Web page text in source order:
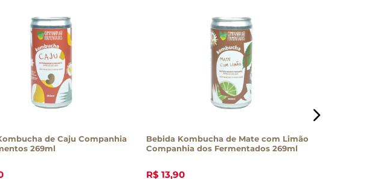
de Caju Companhia
269ml
Bebida Kombucha de Mate com Limão
Companhia dos Fermentados 269ml
R$ 13,90